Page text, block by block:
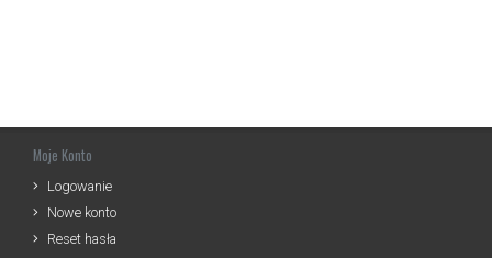
Moje Konto
Logowanie
Nowe konto
Reset hasła